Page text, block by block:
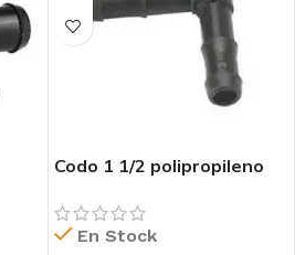
Codo 1 1/2 polipropileno
En Stock